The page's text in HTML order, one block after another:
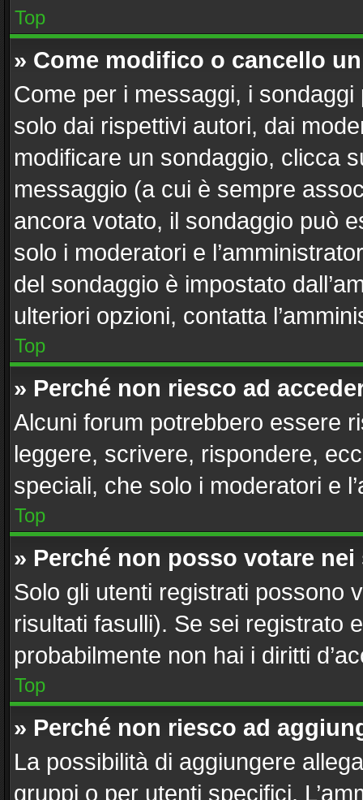
Top
» Come modifico o cancello
Come per i messaggi, i
solo dai rispettivi autori, dai
modificare un sondaggio, clicca
messaggio (a cui è sempre
ancora votato, il sondaggio può
solo i moderatori e
del sondaggio è impostato
ulteriori opzioni, contatta
Top
» Perché non riesco ad
Alcuni forum potrebbero essere
leggere, scrivere, rispondere,
speciali, che solo i moderatori e
Top
» Perché non posso votare
Solo gli utenti registrati possono
risultati fasulli). Se sei registrato
probabilmente non hai i diritti
Top
» Perché non riesco ad
La possibilità di aggiungere
gruppi o per utenti specifici.